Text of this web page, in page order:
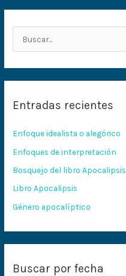
a
p
o
r
:
Entradas recientes
Enfoque idealista o alegórico
Enfoques de interpretación
Bosquejo del libro Apocalipsis
Libro Apocalipsis
Género apocalíptico
Buscar por fecha